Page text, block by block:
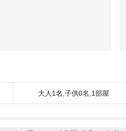
大人1名,子供0名,1部屋